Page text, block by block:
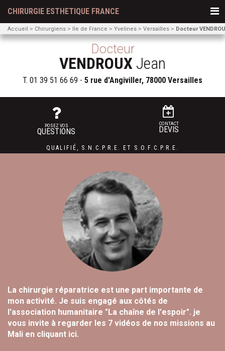
CHIRURGIE ESTHETIQUE FRANCE
Accueil Chirurgiens Ile de France Yvelines Versailles Docteur
Docteur
VENDROUX Jean
T. 01 39 51 66 69 - 5 rue d'Angiviller, 78000 Versailles
POSEZ VOS
QUESTIONS
CONTACT
DEVIS
QUALIFIÉ, S.N.C.P.R.E. ET S.O.F.C.P.R.E.
La chirurgie réparatrice est une part importante de
mon activité. Je suis engagé aux côtés de
l'association humanitaire "La chaîne de l'espoir". je
vous invite à regarder les 7 vidéos de nos missions au
Mali en cliquant ici.